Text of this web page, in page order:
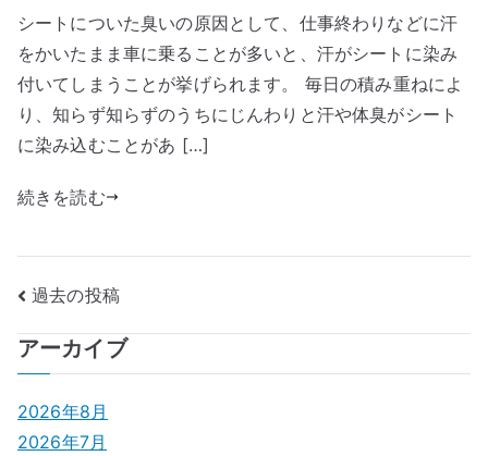
シートについた臭いの原因として、仕事終わりなどに汗
をかいたまま車に乗ることが多いと、汗がシートに染み
付いてしまうことが挙げられます。 毎日の積み重ねによ
り、知らず知らずのうちにじんわりと汗や体臭がシート
に染み込むことがあ […]
続きを読む
投
稿
ナ
ビ
過去の投稿
アーカイブ
2026年8月
2026年7月